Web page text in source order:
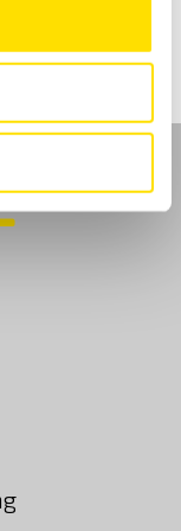
+2%),
den beställda